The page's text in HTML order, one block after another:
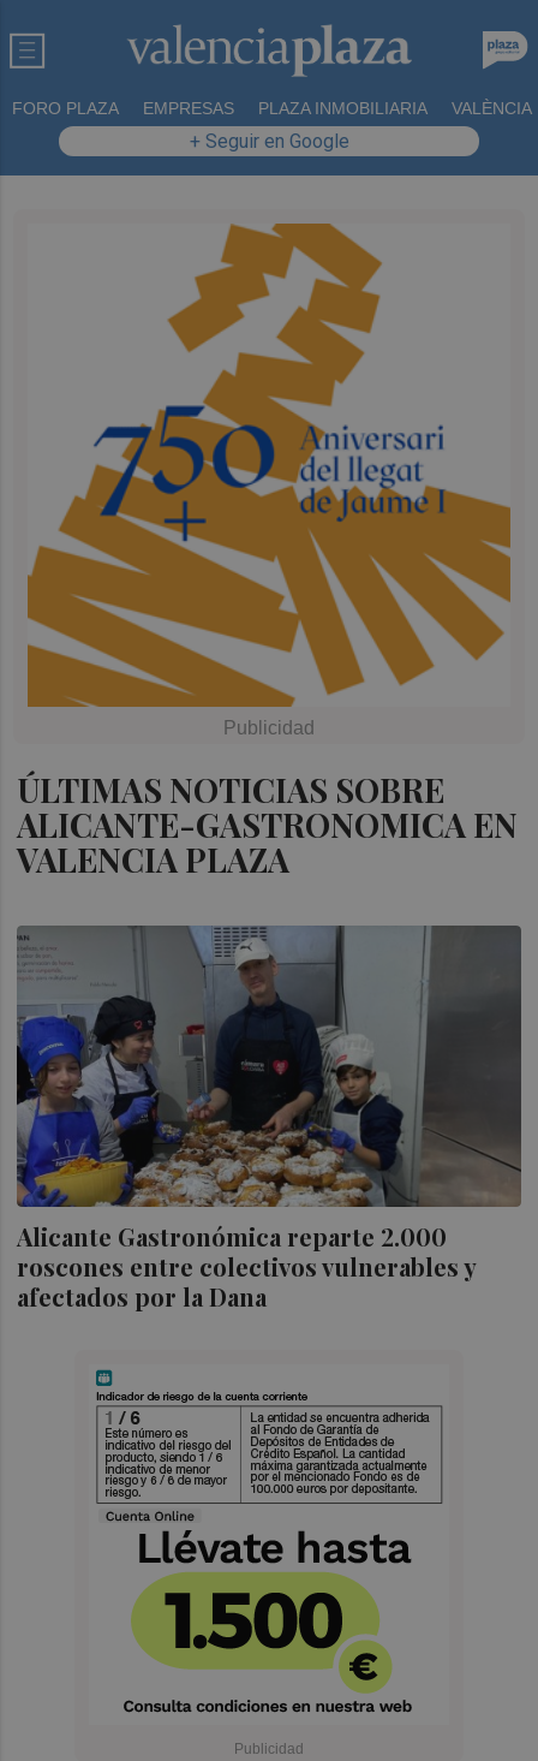
FORO PLAZA EMPRESAS PLAZA INMOBILIARIA VALÈNCIA
+ Seguir en Google
ÚLTIMAS NOTICIAS SOBRE
ALICANTE-GASTRONOMICA EN
VALENCIA PLAZA
Alicante Gastronómica reparte 2.000
roscones entre colectivos vulnerables y
afectados por la Dana